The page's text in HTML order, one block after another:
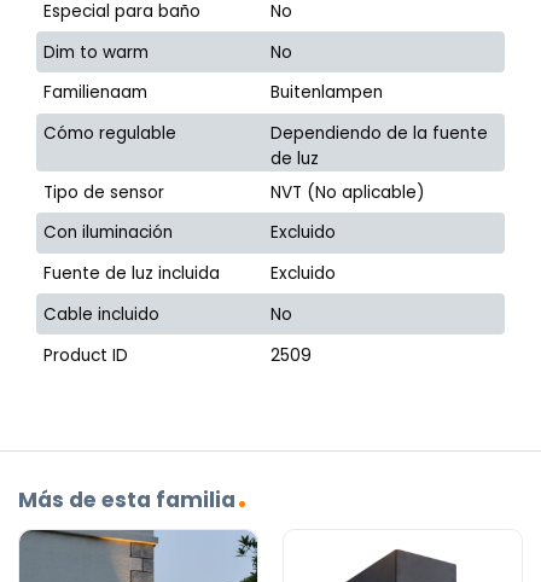
Especial para baño
No
Dim to warm
No
Familienaam
Buitenlampen
Cómo regulable
Dependiendo de la fuente
de luz
Tipo de sensor
NVT (No aplicable)
Con iluminación
Excluido
Fuente de luz incluida
Excluido
Cable incluido
No
Product ID
2509
Más de esta familia